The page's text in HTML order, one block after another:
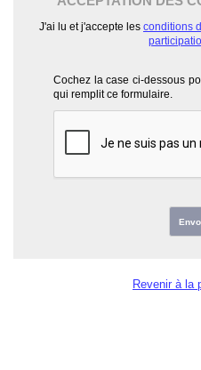
J'ai lu et j'accepte les conditions
Cochez la case ci-dessous
qui remplit ce formulaire.
Revenir à la